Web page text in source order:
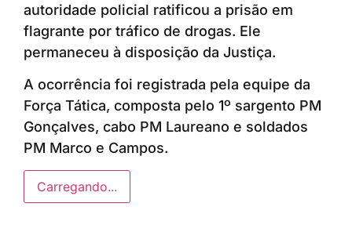
autoridade policial ratificou a prisão em
flagrante por tráfico de drogas. Ele
permaneceu à disposição da Justiça.
A ocorrência foi registrada pela equipe da
Força Tática, composta pelo 1º sargento PM
Gonçalves, cabo PM Laureano e soldados
PM Marco e Campos.
Carregando...